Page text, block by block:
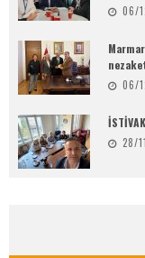
06/
06/
28/